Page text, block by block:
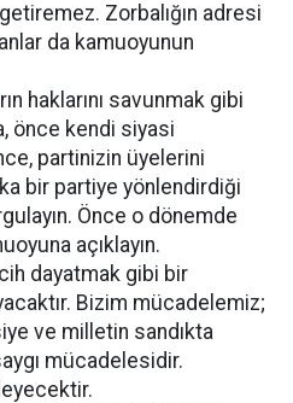
Zorbalığın adresi
da kamuoyunun
haklarını savunmak gibi
önce kendi siyasi
partinizin üyelerini
bir partiye yönlendirdiği
Önce o dönemde
açıklayın.
dayatmak gibi bir
Bizim mücadelemiz;
ve milletin sandıkta
mücadelesidir.